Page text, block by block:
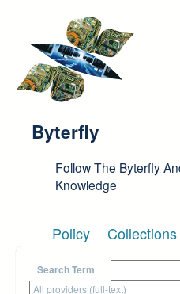
Byterfly
Follow The Byterfly
Knowledge
Policy Collections
Search Term